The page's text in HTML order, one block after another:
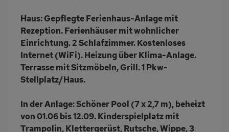
Küche
Herd (2 Platten)
Kühlschrank
Ruhige Lage
Babybett
Kinderhochstuhl
Fahrradverleih
Spielzimmer
Haustiere/Hund
Internet
Induktionsherd
Kaffeemaschine
Bettwäsche inklusive
Haus:Gepflegte Ferienhaus-Anlage mit
Rezeption. Ferienhäuser mit wohnlicher
Einrichtung. 2 Schlafzimmer. Kostenloses
Internet (WiFi). Heizung über Klima-Anlage.
Terrasse mit Sitzmöbeln, Grill. 1 Pkw-
Stellplatz/Haus.
In der Anlage:Schöner Pool (7 x 2,7 m), beheizt
von 01.06 bis 12.09. Kinderspielplatz mit
Trampolin, Klettergerüst, Rutsche, Wippe, 3